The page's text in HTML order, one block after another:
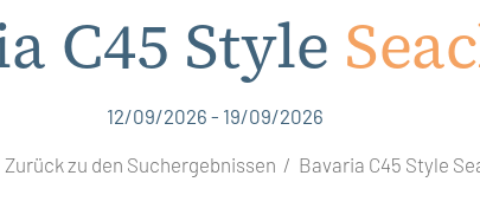
C45 Style
12/09/2026 - 19/09/2026
Zurück zu den Suchergebnissen Bavaria C45 Style